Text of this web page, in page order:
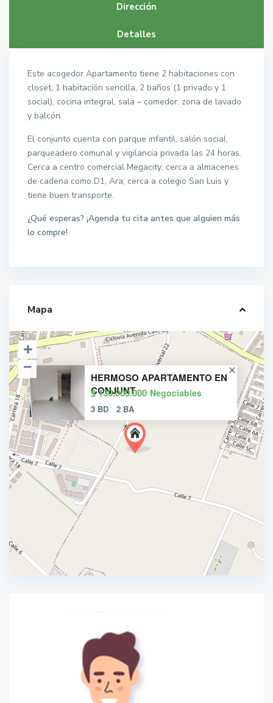
Dirección
Detalles
Este acogedor Apartamento tiene 2 habitaciones con
closet, 1 habitación sencilla, 2 baños (1 privado y 1
social), cocina integral, sala – comedor, zona de lavado
y balcón.
El conjunto cuenta con parque infantil, salón social,
parqueadero comunal y vigilancia privada las 24 horas.
Cerca a centro comercial Megacity; cerca a almacenes
de cadena como D1, Ara; cerca a colegio San Luis y
tiene buen transporte.
¿Qué esperas? ¡Agenda tu cita antes que alguien más
lo compre!
Mapa
HERMOSO APARTAMENTO EN
CONJUNT
$ 130.000.000 Negociables
3 BD 2 BA